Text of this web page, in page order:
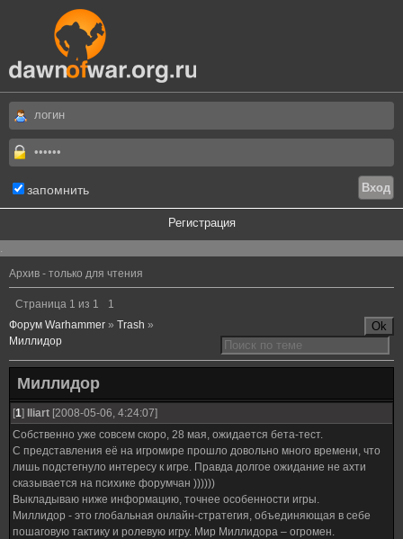
запомнить
Регистрация
.
Архив - только для чтения
Страница 1 из 1
1
Форум Warhammer » Trash »
Миллидор
Миллидор
[1] Iliart [2008-05-06, 4:24:07]
Собственно уже совсем скоро, 28 мая, ожидается бета-тест.
С представления её на игромире прошло довольно много времени, что
лишь подстегнуло интересу к игре. Правда долгое ожидание не ахти
сказывается на психике форумчан ))))))
Выкладываю ниже информацию, точнее особенности игры.
Миллидор - это глобальная онлайн-стратегия, объединяющая в себе
пошаговую тактику и ролевую игру. Мир Миллидора – огромен.